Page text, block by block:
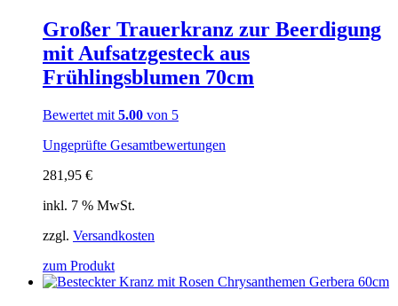
Großer Trauerkranz zur Beerdigung
mit Aufsatzgesteck aus
Frühlingsblumen 70cm
Bewertet mit 5.00 von 5
Ungeprüfte Gesamtbewertungen
281,95 €
inkl. 7 % MwSt.
zzgl. Versandkosten
zum Produkt